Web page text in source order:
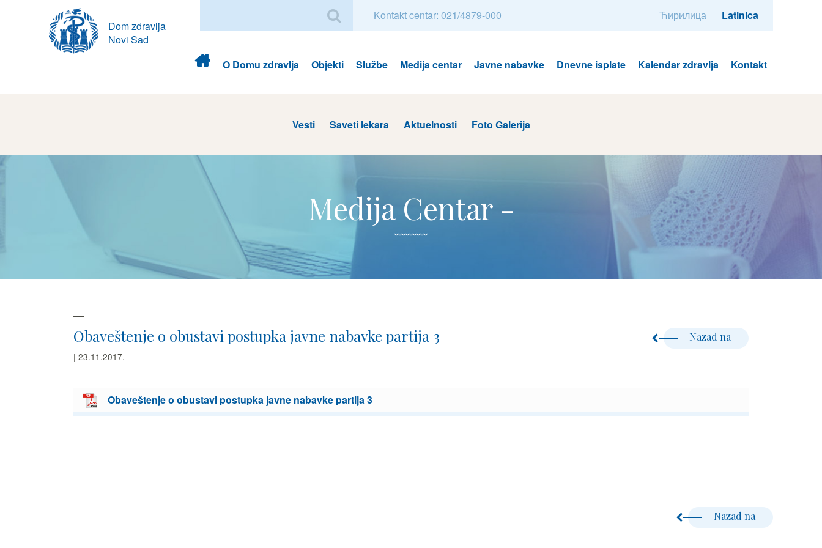
Dom zdravlja
Novi Sad
Kontakt centar: 021/4879-000 Ћирилица Latinica
Dom
zdravlja
O Domu zdravlja Objekti Službe Medija centar Javne nabavke Dnevne isplate Kalendar zdravlja Kontakt
Vesti Saveti lekara Aktuelnosti Foto Galerija
Medija Centar -
Obaveštenje o obustavi postupka javne nabavke partija 3
| 23.11.2017.
Nazad na
Obaveštenje o obustavi postupka javne nabavke partija 3
Nazad na